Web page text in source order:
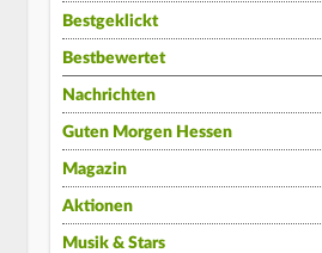
Bestgeklickt
Bestbewertet
Nachrichten
Guten Morgen Hessen
Magazin
Aktionen
Musik & Stars